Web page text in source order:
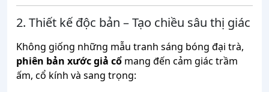
2. Thiết kế độc bản – Tạo chiều sâu thị giác
Không giống những mẫu tranh sáng bóng đại trà,
phiên bản xước giả cổ mang đến cảm giác trầm
ấm, cổ kính và sang trọng: